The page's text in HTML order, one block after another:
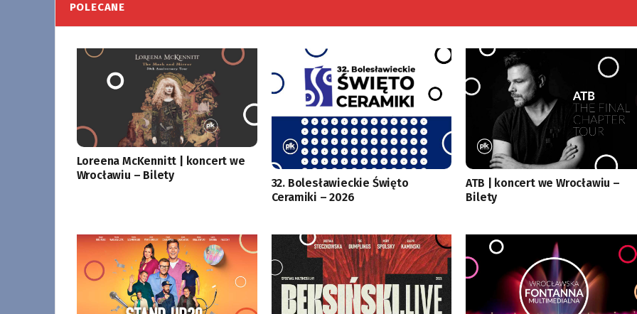
POLECANE
Loreena McKennitt | koncert we
Wrocławiu – Bilety
32. Bolesławieckie Święto
Ceramiki – 2026
ATB | koncert we Wrocławiu –
Bilety